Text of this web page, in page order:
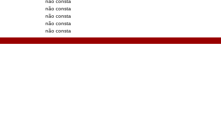
não consta
não consta
não consta
não consta
não consta